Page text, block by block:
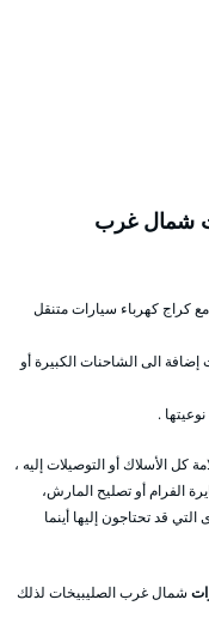
شمال غرب
كراج كهرباء سيارات متنقل
الى الشاحنات الكبيرة أو
.
كل الأسلاك أو التوصيلات إليه ،
الفرام أو تصليح المارش،
قد تحتاجون إليها أينما
شمال غرب الصليبيخات لذلك